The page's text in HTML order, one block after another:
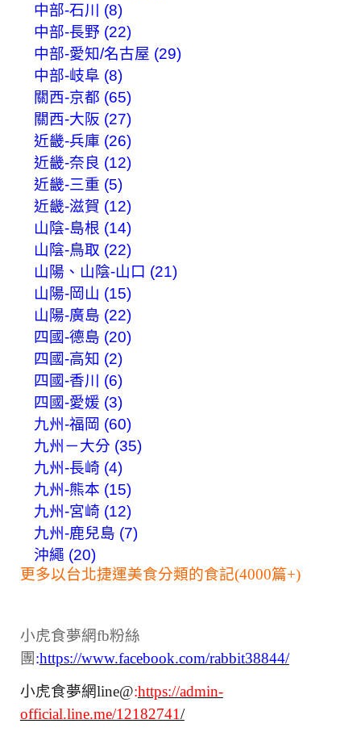
中部-石川 (8)
中部-長野 (22)
中部-愛知/名古屋 (29)
中部-岐阜 (8)
關西-京都 (65)
關西-大阪 (27)
近畿-兵庫 (26)
近畿-奈良 (12)
近畿-三重 (5)
近畿-滋賀 (12)
山陰-島根 (14)
山陰-鳥取 (22)
山陽、山陰-山口 (21)
山陽-岡山 (15)
山陽-廣島 (22)
四國-德島 (20)
四國-高知 (2)
四國-香川 (6)
四國-愛媛 (3)
九州-福岡 (60)
九州－大分 (35)
九州-長崎 (4)
九州-熊本 (15)
九州-宮崎 (12)
九州-鹿兒島 (7)
沖繩 (20)
更多以台北捷運美食分類的食記(4000篇+)
小虎食夢網fb粉絲
團 :https://www.facebook.com/rabbit38844/
小虎食夢網line@:https://admin-
official.line.me/12182741/